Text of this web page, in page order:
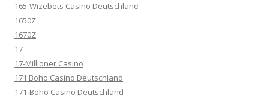
165-Wizebets Casino Deutschland
1650Z
1670Z
17
17-Millioner Casino
171 Boho Casino Deutschland
171-Boho Casino Deutschland